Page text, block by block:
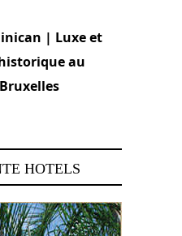
| Luxe et
au
HOTELS